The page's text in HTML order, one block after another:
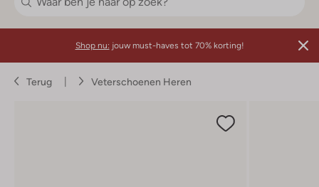
Shop nu: jouw must-haves tot 70% korting!
Terug Veterschoenen Heren